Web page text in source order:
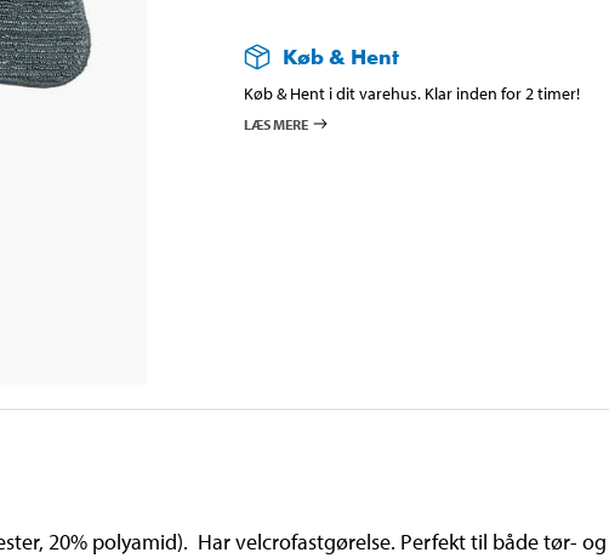
Køb & Hent
Køb & Hent i dit varehus. Klar inden for 2 timer!
LÆS MERE
20% polyamid). Har velcrofastgørelse. Perfekt til både tør- og